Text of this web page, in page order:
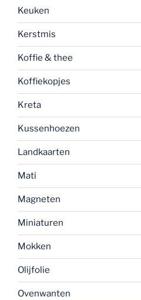
Keuken
Kerstmis
Koffie & thee
Koffiekopjes
Kreta
Kussenhoezen
Landkaarten
Mati
Magneten
Miniaturen
Mokken
Olijfolie
Ovenwanten